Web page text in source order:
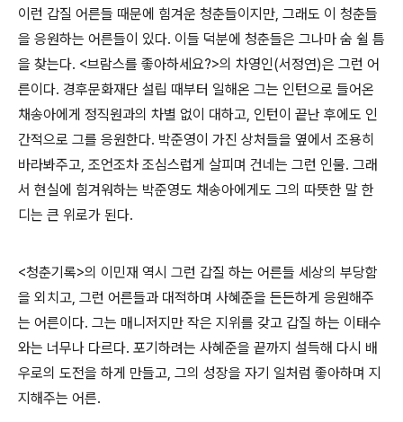
이런 갑질 어른들 때문에 힘겨운 청춘들이지만, 그래도 이 청춘들
을 응원하는 어른들이 있다. 이들 덕분에 청춘들은 그나마 숨 쉴 틈
을 찾는다. <브람스를 좋아하세요?>의 차영인(서정연)은 그런 어
른이다. 경후문화재단 설립 때부터 일해온 그는 인턴으로 들어온
채송아에게 정직원과의 차별 없이 대하고, 인턴이 끝난 후에도 인
간적으로 그를 응원한다. 박준영이 가진 상처들을 옆에서 조용히
바라봐주고, 조언조차 조심스럽게 살피며 건네는 그런 인물. 그래
서 현실에 힘겨워하는 박준영도 채송아에게도 그의 따뜻한 말 한
디는 큰 위로가 된다.
<청춘기록>의 이민재 역시 그런 갑질 하는 어른들 세상의 부당함
을 외치고, 그런 어른들과 대적하며 사혜준을 든든하게 응원해주
는 어른이다. 그는 매니저지만 작은 지위를 갖고 갑질 하는 이태수
와는 너무나 다르다. 포기하려는 사혜준을 끝까지 설득해 다시 배
우로의 도전을 하게 만들고, 그의 성장을 자기 일처럼 좋아하며 지
지해주는 어른.